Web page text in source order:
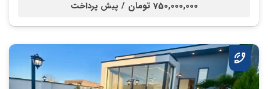
750,000,000 تومان / پیش پرداخت